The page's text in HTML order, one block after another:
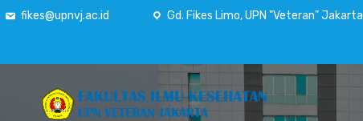
fikes@upnvj.ac.id Gd. Fikes Limo, UPN "Veteran" Jakarta